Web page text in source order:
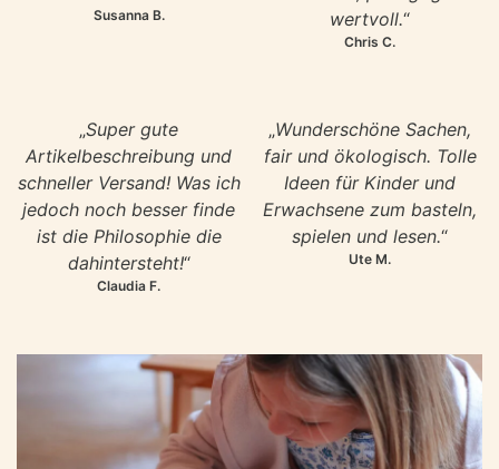
Susanna B.
wertvoll.“
Chris C.
„Super gute
Artikelbeschreibung und
schneller Versand! Was ich
jedoch noch besser finde
ist die Philosophie die
dahintersteht!“
Claudia F.
„Wunderschöne Sachen,
fair und ökologisch. Tolle
Ideen für Kinder und
Erwachsene zum basteln,
spielen und lesen.“
Ute M.